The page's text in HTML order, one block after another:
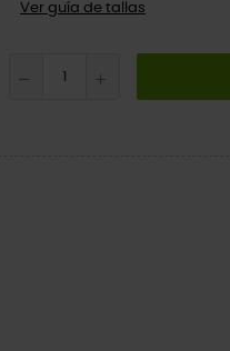
Ver guía de tallas